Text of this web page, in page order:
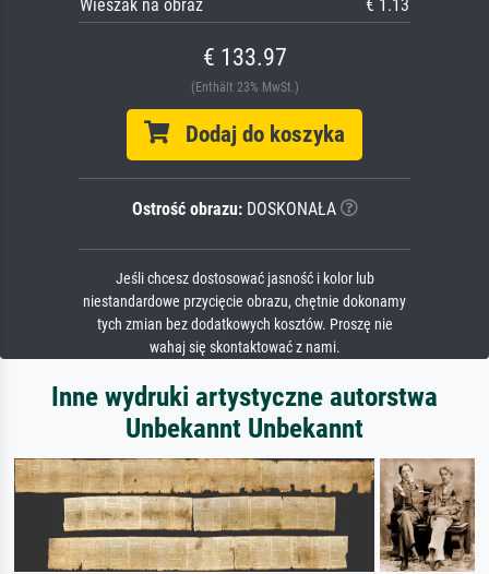
Wieszak na obraz
€ 1.13
€ 133.97
(Enthält 23% MwSt.)
Dodaj do koszyka
Ostrość obrazu:DOSKONAŁA
Jeśli chcesz dostosować jasność i kolor lub
niestandardowe przycięcie obrazu, chętnie dokonamy
tych zmian bez dodatkowych kosztów. Proszę nie
wahaj się skontaktować z nami.
Inne wydruki artystyczne autorstwa
Unbekannt Unbekannt